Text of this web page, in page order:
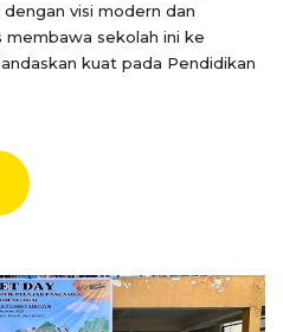
dengan visi modern dan
membawa sekolah ini ke
kuat pada Pendidikan